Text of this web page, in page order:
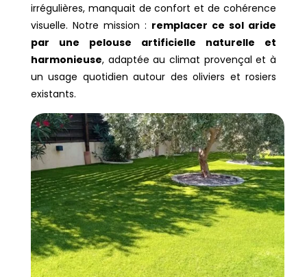
irrégulières, manquait de confort et de cohérence
visuelle. Notre mission : remplacer ce sol aride
par une pelouse artificielle naturelle et
harmonieuse, adaptée au climat provençal et à
un usage quotidien autour des oliviers et rosiers
existants.